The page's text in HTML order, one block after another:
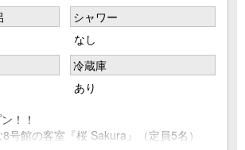
シャワー
なし
冷蔵庫
あり
！！
号館の客室『桜 Sakura』（定員5名）